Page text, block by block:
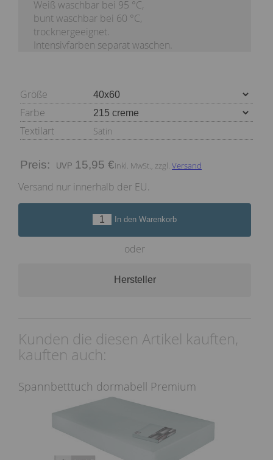
Weiß waschbar bei 95 °C,
bunt waschbar bei 60 °C,
trocknergeeignet.
Intensivfarben separat waschen.
Größe
Farbe
Textilart
Satin
Preis: 15,95 €inkl. MwSt., zzgl. Versand
Versand nur innerhalb der EU.
In den Warenkorb
oder
Hersteller
Kunden die diesen Artikel kauften,
kauften auch:
Spannbetttuch dormabell Premium